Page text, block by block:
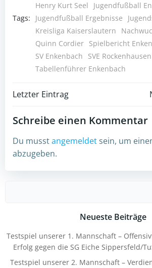
Tags:
Henry Kurt Seel
Jugendfußball
Jugendfußball Ergebnisse
Kreisliga Kaiserslautern
Quinn Cordier Spielbericht
SV Enkenbach
SVE
Tabellenführer Enkenbach
Post
navigation
Letzter Eintrag
Schreibe einen Kommentar
Du musstangemeldetsein, um
abzugeben.
Neueste Beiträge
Testspiel unserer 1. Mannschaft –
Erfolg gegen die SG Eiche Sippersfeld/
Testspiel unserer 2. Mannschaft –